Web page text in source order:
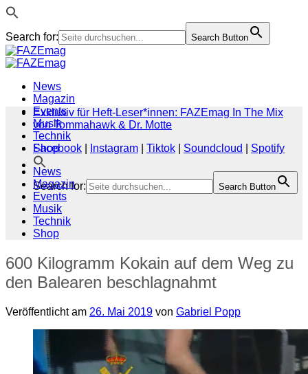
Search for: Search Button
Zum
Inhalt
News
Magazin
Events
Musik
Technik
Shop
Search for: Search Button
Exklusiv für Heft-Leser*innen: FAZEmag In The Mix
von Tommahawk & Dr. Motte
Facebook
Instagram Tiktok Soundcloud
Spotify
News
Magazin
Events
Musik
Technik
Shop
600 Kilogramm Kokain auf dem Weg zu
den Balearen beschlagnahmt
Veröffentlicht am 26. Mai 2019 von Gabriel Popp